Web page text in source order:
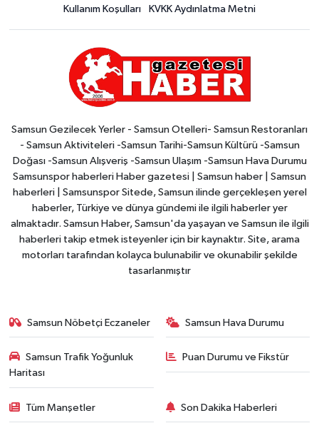
Kullanım Koşulları
KVKK Aydınlatma Metni
Samsun Gezilecek Yerler - Samsun Otelleri- Samsun Restoranları
- Samsun Aktiviteleri -Samsun Tarihi-Samsun Kültürü -Samsun
Doğası -Samsun Alışveriş -Samsun Ulaşım -Samsun Hava Durumu
Samsunspor haberleri Haber gazetesi | Samsun haber | Samsun
haberleri | Samsunspor Sitede, Samsun ilinde gerçekleşen yerel
haberler, Türkiye ve dünya gündemi ile ilgili haberler yer
almaktadır. Samsun Haber, Samsun'da yaşayan ve Samsun ile ilgili
haberleri takip etmek isteyenler için bir kaynaktır. Site, arama
motorları tarafından kolayca bulunabilir ve okunabilir şekilde
tasarlanmıştır
Samsun Nöbetçi Eczaneler Samsun Hava Durumu
Samsun Trafik Yoğunluk
Haritası
Puan Durumu ve Fikstür
Tüm Manşetler Son Dakika Haberleri